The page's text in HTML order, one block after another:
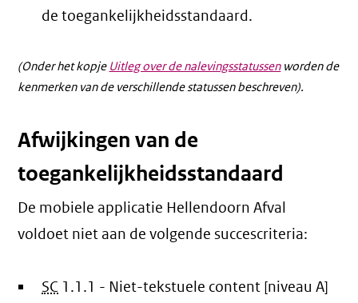
de toegankelijkheidsstandaard.
(Onder het kopje Uitleg over de nalevingsstatussenworden de
kenmerken van de verschillende statussen beschreven).
Afwijkingen van de
toegankelijkheidsstandaard
De mobiele applicatie Hellendoorn Afval
voldoet niet aan de volgende succescriteria:
SC 1.1.1 - Niet-tekstuele content [niveau A]